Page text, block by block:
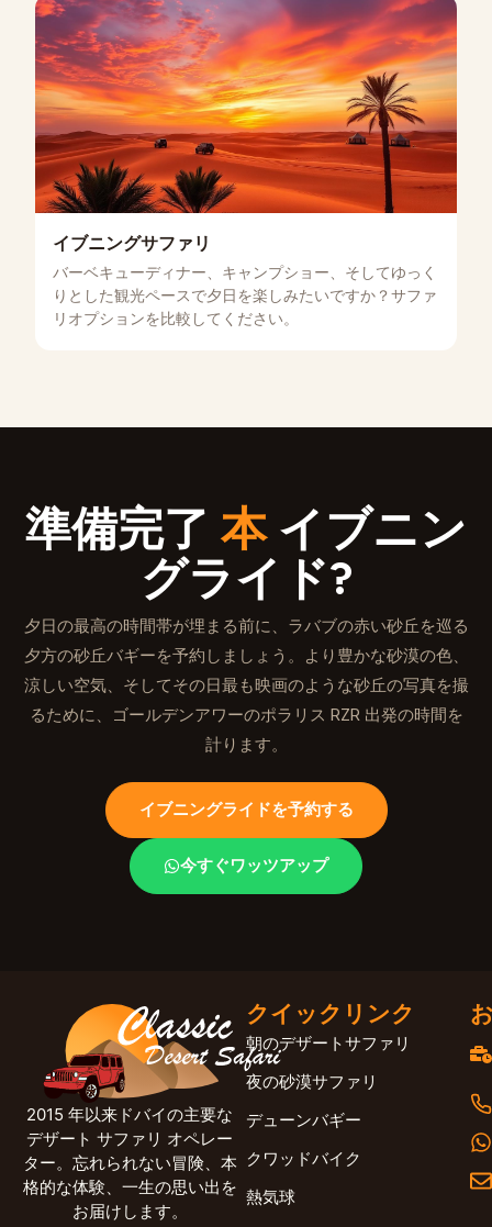
イブニングサファリ
バーベキューディナー、キャンプショー、そしてゆっく
りとした観光ペースで夕日を楽しみたいですか？サファ
リオプションを比較してください。
準備完了 本イブニン
グライド?
夕日の最高の時間帯が埋まる前に、ラバブの赤い砂丘を巡る
夕方の砂丘バギーを予約しましょう。より豊かな砂漠の色、
涼しい空気、そしてその日最も映画のような砂丘の写真を撮
るために、ゴールデンアワーのポラリス RZR 出発の時間を
計ります。
イブニングライドを予約する
今すぐワッツアップ
2015 年以来ドバイの主要な
デザート サファリ オペレー
ター。忘れられない冒険、本
格的な体験、一生の思い出を
お届けします。
クイックリンク
朝のデザートサファリ
夜の砂漠サファリ
デューンバギー
クワッドバイク
熱気球